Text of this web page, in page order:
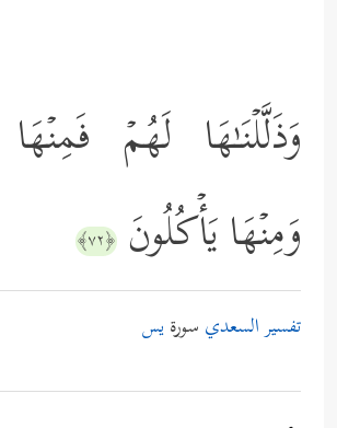
وَذَلَّلۡنَـٰهَا لَهُمۡ
وَمِنۡهَا یَأۡكُلُونَ ﴿٧٢﴾
تفسير السعدي سورةيس